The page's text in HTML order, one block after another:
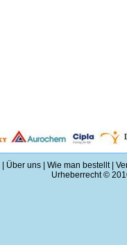
Über uns Wie man bestellt|
Urheberrecht ©